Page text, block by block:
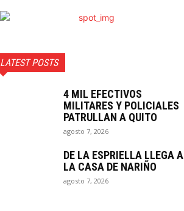
LATEST POSTS
4 MIL EFECTIVOS
MILITARES Y POLICIALES
PATRULLAN A QUITO
agosto 7, 2026
DE LA ESPRIELLA LLEGA A
LA CASA DE NARIÑO
agosto 7, 2026